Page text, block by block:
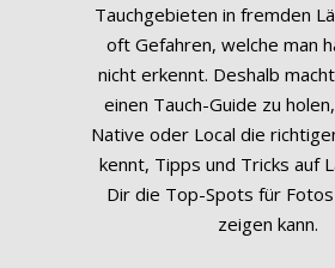
Tauchgebieten in fremden
oft Gefahren, welche man
nicht erkennt. Deshalb
einen Tauch-Guide zu
Native oder Local die
kennt, Tipps und Tricks auf
Dir die Top-Spots für
zeigen kann.